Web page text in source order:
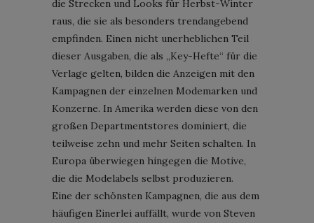
die Strecken und Looks für Herbst-Winter
raus, die sie als besonders trendangebend
empfinden. Einen nicht unerheblichen Teil
dieser Ausgaben, die als „Key-Hefte“ für die
Verlage gelten, bilden die Anzeigen mit den
Kampagnen der einzelnen Modemarken und
Konzerne. In Amerika werden diese von den
großen Departmentstores dominiert, die
teilweise zehn und mehr Seiten schalten. In
Europa überwiegen hingegen die Motive,
die die Modelabels selbst produzieren.
Eine der schönsten Kampagnen, die aus dem
häufigen Einerlei auffällt, wurde von Steven